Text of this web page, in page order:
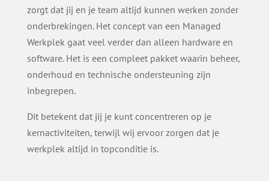
zorgt dat jij en je team altijd kunnen werken zonder
onderbrekingen. Het concept van een Managed
Werkplek gaat veel verder dan alleen hardware en
software. Het is een compleet pakket waarin beheer,
onderhoud en technische ondersteuning zijn
inbegrepen.
Dit betekent dat jij je kunt concentreren op je
kernactiviteiten, terwijl wij ervoor zorgen dat je
werkplek altijd in topconditie is.